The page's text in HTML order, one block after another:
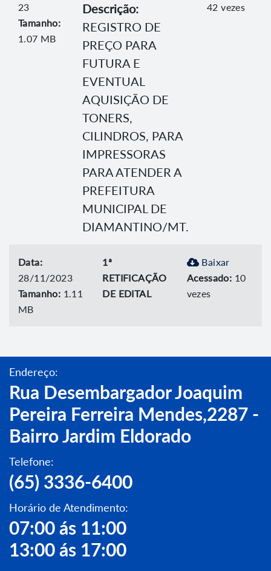
23
Tamanho:
1.07 MB
Descrição:
REGISTRO DE
PREÇO PARA
FUTURA E
EVENTUAL
AQUISIÇÃO DE
TONERS,
CILINDROS, PARA
IMPRESSORAS
PARA ATENDER A
PREFEITURA
MUNICIPAL DE
DIAMANTINO/MT.
42 vezes
Data:
28/11/2023
Tamanho: 1.11
MB
1ª
RETIFICAÇÃO
DE EDITAL
Baixar
Acessado: 10
vezes
Endereço:
Rua Desembargador Joaquim
Pereira Ferreira Mendes,2287 -
Bairro Jardim Eldorado
Telefone:
(65) 3336-6400
Horário de Atendimento:
07:00 ás 11:00
13:00 ás 17:00